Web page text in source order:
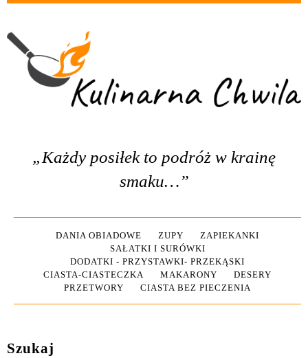
„Każdy posiłek to podróż w krainę
smaku…”
DANIA OBIADOWE ZUPY
ZAPIEKANKI
SAŁATKI I SURÓWKI
DODATKI - PRZYSTAWKI- PRZEKĄSKI
CIASTA-CIASTECZKA
MAKARONY
DESERY
PRZETWORY
CIASTA BEZ PIECZENIA
Szukaj